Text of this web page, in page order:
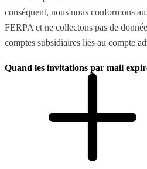
conséquent, nous nous conformons
FERPA et ne collectons pas de
comptes subsidiaires liés au compte
Quand les invitations par mail